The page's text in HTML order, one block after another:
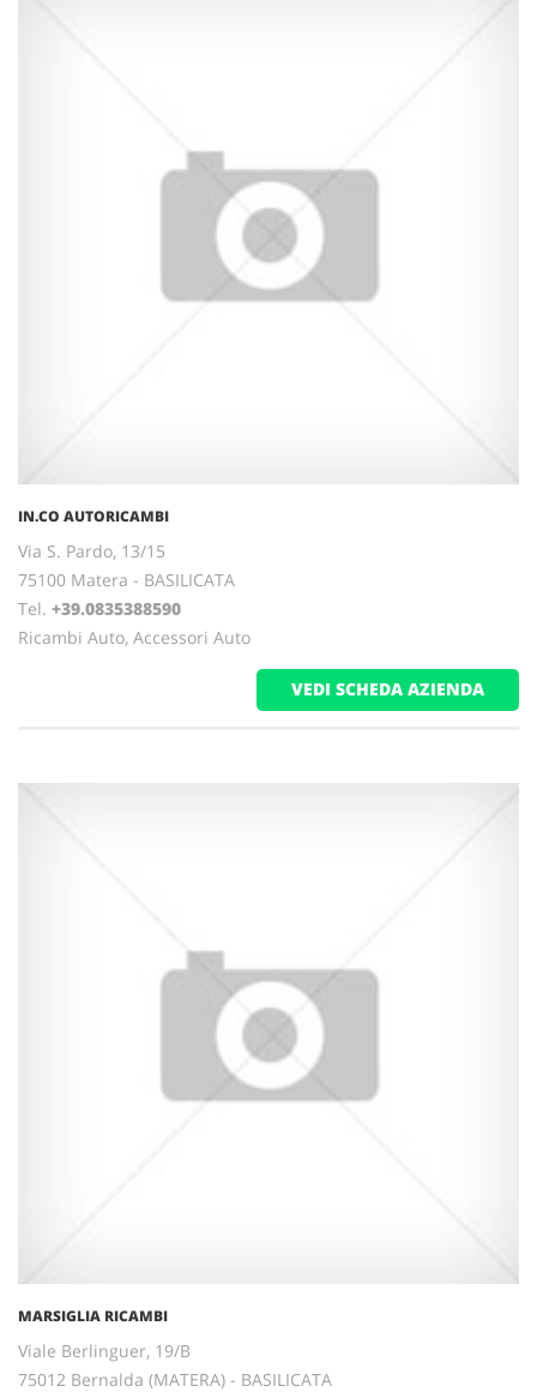
IN.CO AUTORICAMBI
Via S. Pardo, 13/15
75100 Matera - BASILICATA
Tel. +39.0835388590
Ricambi Auto, Accessori Auto
VEDI SCHEDA AZIENDA
MARSIGLIA RICAMBI
Viale Berlinguer, 19/B
75012 Bernalda (MATERA) - BASILICATA